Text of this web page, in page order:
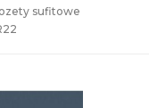
sufitowe